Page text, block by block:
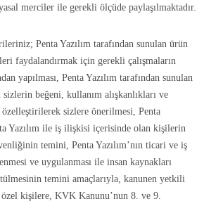
merciler ile gerekli ölçüde paylaşılmaktadır.
Penta Yazılım tarafından sunulan ürün
faydalandırmak için gerekli çalışmaların
yapılması, Penta Yazılım tarafından sunulan
beğeni, kullanım alışkanlıkları ve
özelleştirilerek sizlere önerilmesi, Penta
Yazılım ile iş ilişkisi içerisinde olan kişilerin
temini, Penta Yazılım’nın ticari ve iş
ve uygulanması ile insan kaynakları
temini amaçlarıyla, kanunen yetkili
kişilere, KVK Kanunu’nun 8. ve 9.